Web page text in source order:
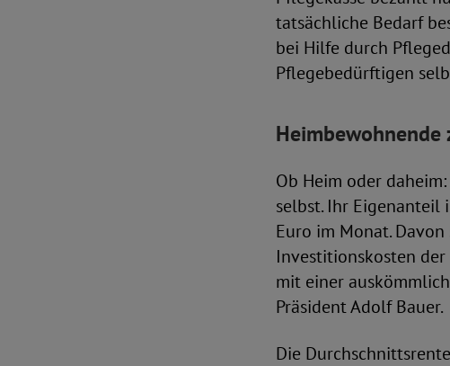
tatsächliche Bedarf
bei Hilfe durch
Pflegebedürftigen
Ob Heim oder
selbst. Ihr Eigenanteil
Euro im Monat.
Investitionskosten
mit einer
Präsident Adolf Bauer.
Die